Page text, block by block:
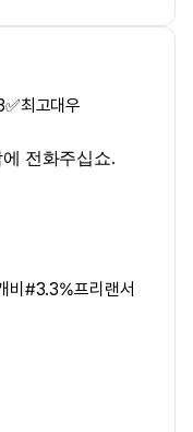
최고대우
전화주십쇼.
비#3.3%프리랜서